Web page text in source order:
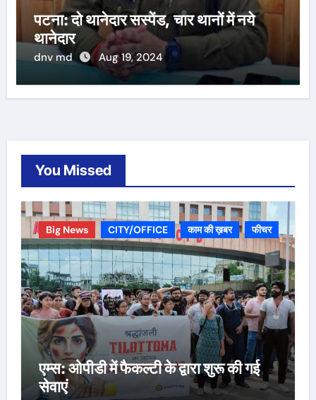
पटना: दो थानेदार सस्पेंड, चार थानों में नये
थानेदार
dnv md Aug 19, 2024
You Missed
Big News CITY/OFFICE काम की ख़बर फीचर
एम्स: ओपीडी में फैकल्टी के द्वारा शुरू की गई
सेवाएं